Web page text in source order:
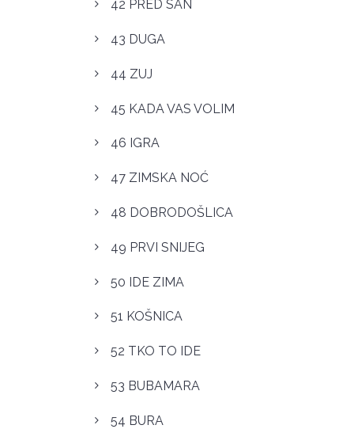
42 PRED SAN
43 DUGA
44 ZUJ
45 KADA VAS VOLIM
46 IGRA
47 ZIMSKA NOĆ
48 DOBRODOŠLICA
49 PRVI SNIJEG
50 IDE ZIMA
51 KOŠNICA
52 TKO TO IDE
53 BUBAMARA
54 BURA